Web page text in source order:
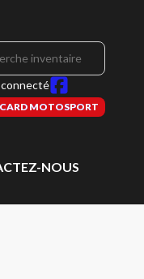
MOTOSPORT
NOUS